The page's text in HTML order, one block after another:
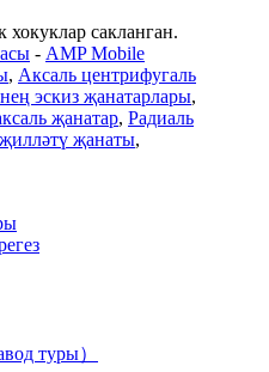
сакланган.
- AMP Mobile
, Аксаль центрифугаль
эскиз җанатарлары,
җанатар, Радиаль
җанаты,
туры）